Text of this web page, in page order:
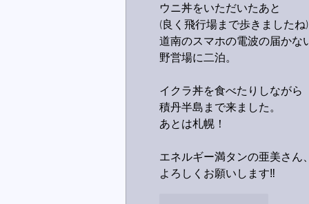
ウニ丼をいただいたあと
(良く飛行場まで歩きましたね)
道南のスマホの電波の届かな
野営場に二泊。
イクラ丼を食べたりしながら
積丹半島まで来ました。
あとは札幌！
エネルギー満タンの亜美さん
よろしくお願いします‼️